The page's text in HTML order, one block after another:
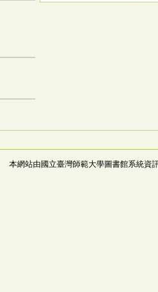
本網站由國立臺灣師範大學圖書館系統資